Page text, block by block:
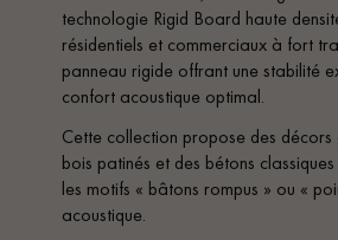
technologie Rigid Board haute
résidentiels et commerciaux à fort
panneau rigide offrant une stabilité
confort acoustique optimal.
Cette collection propose des décors
bois patinés et des bétons
les motifs « bâtons rompus » ou «
acoustique.